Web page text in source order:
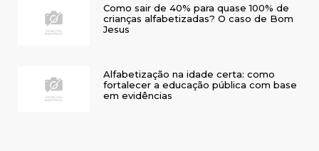
Como sair de 40% para quase 100% de
crianças alfabetizadas? O caso de Bom
Jesus
Alfabetização na idade certa: como
fortalecer a educação pública com base
em evidências